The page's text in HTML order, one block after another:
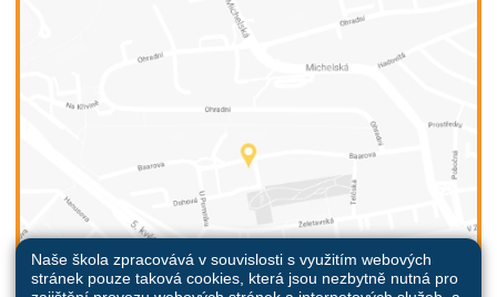
Naše škola zpracovává v souvislosti s využitím webových
stránek pouze taková cookies, která jsou nezbytně nutná pro